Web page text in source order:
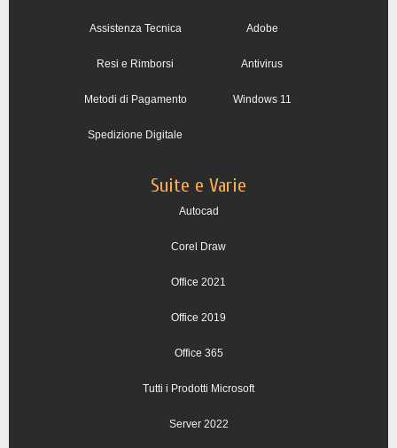
Assistenza Tecnica
Resi e Rimborsi
Metodi di Pagamento
Spedizione Digitale
Adobe
Antivirus
Windows 11
Suite e Varie
Autocad
Corel Draw
Office 2021
Office 2019
Office 365
Tutti i Prodotti Microsoft
Server 2022